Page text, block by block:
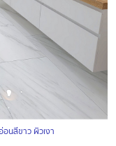
อนสีขาว ผิวเงา